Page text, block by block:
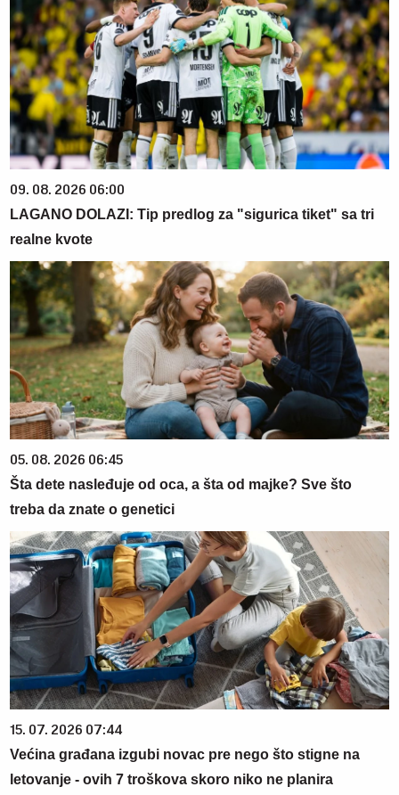
09. 08. 2026 06:00
LAGANO DOLAZI: Tip predlog za "sigurica tiket" sa tri
realne kvote
05. 08. 2026 06:45
Šta dete nasleđuje od oca, a šta od majke? Sve što
treba da znate o genetici
15. 07. 2026 07:44
Većina građana izgubi novac pre nego što stigne na
letovanje - ovih 7 troškova skoro niko ne planira